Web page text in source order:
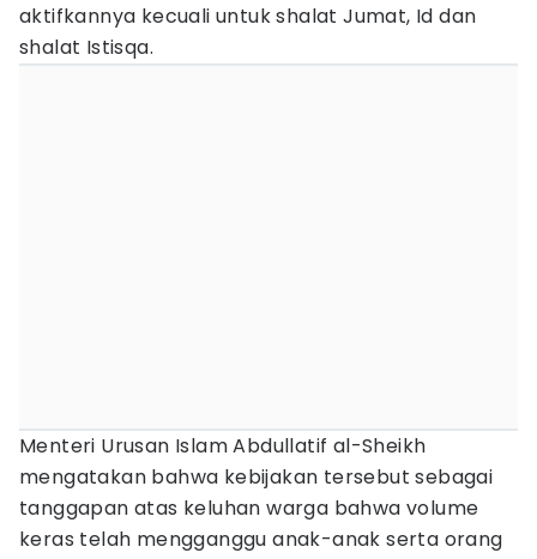
aktifkannya kecuali untuk shalat Jumat, Id dan
shalat Istisqa.
Menteri Urusan Islam Abdullatif al-Sheikh
mengatakan bahwa kebijakan tersebut sebagai
tanggapan atas keluhan warga bahwa volume
keras telah mengganggu anak-anak serta orang